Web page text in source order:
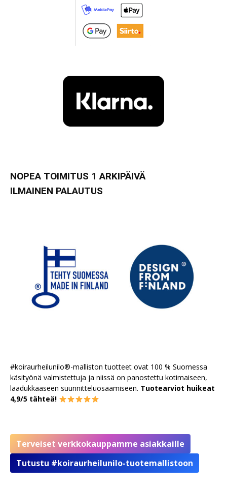
NOPEA TOIMITUS 1 ARKIPÄIVÄ
ILMAINEN PALAUTUS
#koiraurheilunilo®-malliston tuotteet ovat 100 % Suomessa
käsityönä valmistettuja ja niissä on panostettu kotimaiseen,
laadukkaaseen suunnitteluosaamiseen. Tuotearviot huikeat
4,9/5 tähteä!
Terveiset verkkokauppamme asiakkaille
Tutustu #koiraurheilunilo-tuotemallistoon